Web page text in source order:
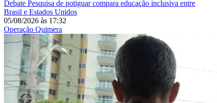
Debate Pesquisa de potiguar compara educação inclusiva entre
Brasil e Estados Unidos
05/08/2026 às 17:32
Operação Quimera